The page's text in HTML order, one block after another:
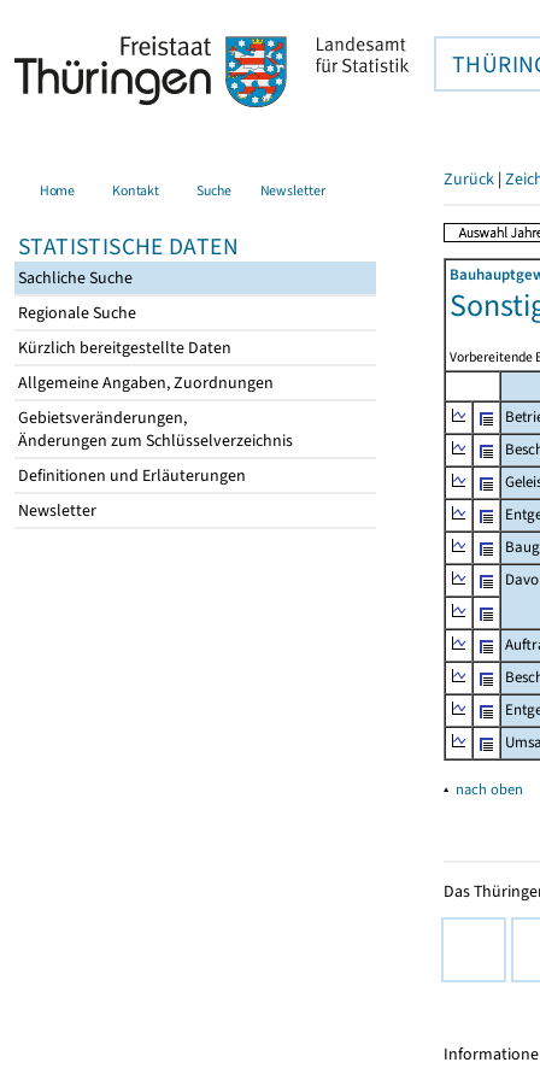
Home Kontakt Suche Newsletter
STATISTISCHE DATEN
Sachliche Suche
Regionale Suche
Kürzlich bereitgestellte Daten
Allgemeine Angaben, Zuordnungen
Gebietsveränderungen,
Änderungen zum Schlüsselverzeichnis
Definitionen und Erläuterungen
Newsletter
Zurück |
Vorbereitende
▴ nach oben
Das